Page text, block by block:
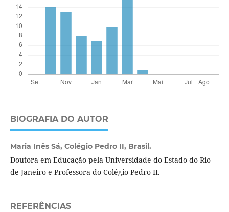
BIOGRAFIA DO AUTOR
Maria Inês Sá, Colégio Pedro II, Brasil.
Doutora em Educação pela Universidade do Estado do Rio
de Janeiro e Professora do Colégio Pedro II.
REFERÊNCIAS